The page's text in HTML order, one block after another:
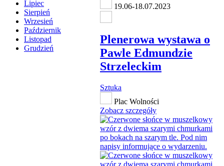
Lipiec
Sierpień
Wrzesień
Październik
Listopad
Grudzień
19.06-18.07.2023
Plenerowa wystawa o
Pawle Edmundzie
Strzeleckim
Sztuka
Plac Wolności
Zobacz szczegóły